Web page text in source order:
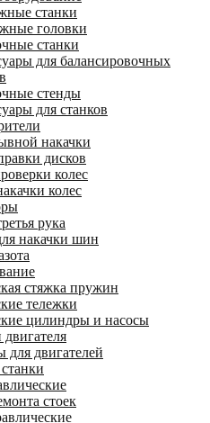
станки
головки
станки
для балансировочных
стенды
для станков
накачки
дисков
колес
колес
рука
накачки шин
стяжка пружин
тележки
цилиндры и насосы
для двигателей
стоек